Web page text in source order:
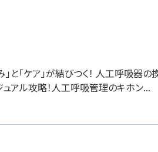
み」と「ケア」が結びつく！ 人工呼
アル攻略！人工呼吸管理のキホン...